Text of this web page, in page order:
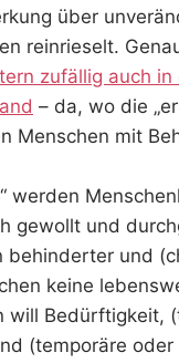
über
reinrieselt.
zufällig auch in
– da, wo die
Menschen mit
werden
gewollt und
behinderter und
keine
will Bedürftigkeit,
(temporäre